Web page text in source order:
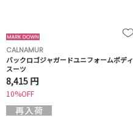
CALNAMUR
バックロゴジャガードユニフォームボディ
スーツ
8,415 円
10%OFF